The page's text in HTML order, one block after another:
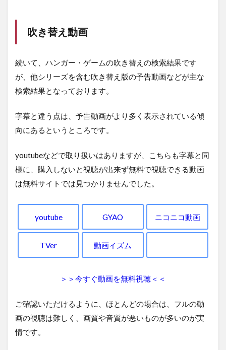
吹き替え動画
続いて、ハンガー・ゲームの吹き替えの検索結果です
が、他シリーズを含む吹き替え版の予告動画などが主な
検索結果となっております。
字幕と違う点は、予告動画がより多く表示されている傾
向にあるというところです。
youtubeなどで取り扱いはありますが、こちらも字幕と同
様に、購入しないと視聴が出来ず無料で視聴できる動画
は無料サイトでは見つかりませんでした。
youtube GYAO ニコニコ動画
TVer 動画イズム
＞＞今すぐ動画を無料視聴＜＜
ご確認いただけるように、ほとんどの場合は、フルの動
画の視聴は難しく、画質や音質が悪いものが多いのが実
情です。